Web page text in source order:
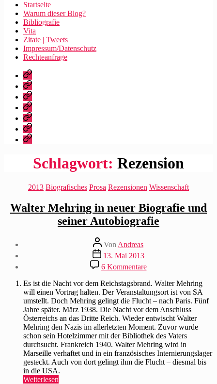
Startseite
Warum dieser Blog?
Bibliografie
Vita
Zitate | Tweets
Impressum/Datenschutz
Rechteanfrage
Startseite
Warum
dieser
Blog?
Bibliografie
Vita
Zitate
|
Tweets
Impressum/Datenschutz
Rechteanfrage
Schlagwort: Rezension
Kategorien
2013 Biografisches Prosa Rezensionen Wissenschaft
Walter Mehring in neuer Biografie und
seiner Autobiografie
Beitragsautor
Von Andreas
Beitragsdatum
13. Mai 2013
6 Kommentarezu
Walter
Mehring
in
neuer
Biografie
und
seiner
Autobiografie
Es ist die Nacht vor dem Reichstagsbrand. Walter Mehring
will einen Vortrag halten. Der Veranstaltungsort ist von SA
umstellt. Doch Mehring gelingt die Flucht – nach Paris. Fünf
Jahre später. März 1938. Die Nacht vor dem Anschluss
Österreichs an das Dritte Reich. Wieder entwischt Walter
Mehring den Nazis im allerletzten Moment. Zuvor wurde
schon sein Hotelzimmer mit der Bibliothek des Vaters
durchsucht. Frankreich 1940. Walter Mehring wird in
Marseille verhaftet und in ein französisches Internierungslager
gesteckt. Auch von dort gelingt ihm die Flucht – diesmal bis
in die USA.
Weiterlesen